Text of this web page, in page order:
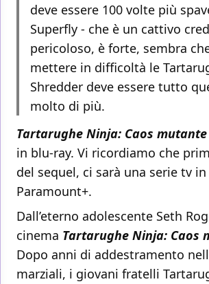
deve essere 100 volte più
Superfly - che è un cattivo
pericoloso, è forte, sembra
mettere in difficoltà le
Shredder deve essere tutto
molto di più.
Tartarughe Ninja: Caos mutante
in blu-ray. Vi ricordiamo che
del sequel, ci sarà una serie tv
Paramount+.
Dall’eterno adolescente Seth
cinema Tartarughe Ninja: Caos
Dopo anni di addestramento
marziali, i giovani fratelli